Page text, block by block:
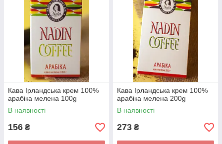
Кава Ірландська крем 100%
арабіка мелена 100g
В наявності
156 ₴
Кава Ірландська крем 100%
арабіка мелена 200g
В наявності
273 ₴